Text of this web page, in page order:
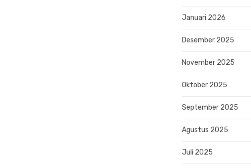
Januari 2026
Desember 2025
November 2025
Oktober 2025
September 2025
Agustus 2025
Juli 2025